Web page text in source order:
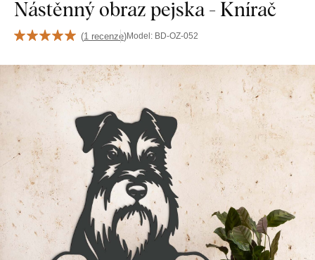
Nástěnný obraz pejska - Knírač
(1 recenze)Model: BD-OZ-052